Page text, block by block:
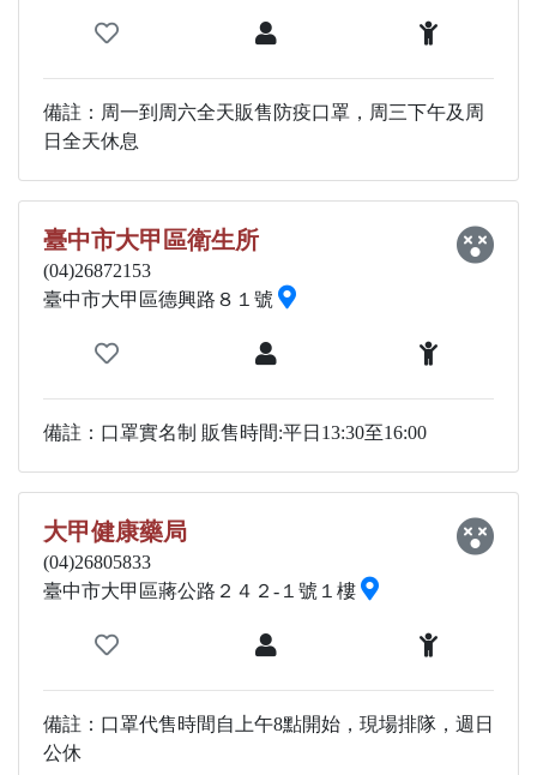
備註：周一到周六全天販售防疫口罩，周三下午及周
日全天休息
臺中市大甲區衛生所
(04)26872153
臺中市大甲區德興路８１號
備註：口罩實名制 販售時間:平日13:30至16:00
大甲健康藥局
(04)26805833
臺中市大甲區蔣公路２４２-１號１樓
備註：口罩代售時間自上午8點開始，現場排隊，週日
公休